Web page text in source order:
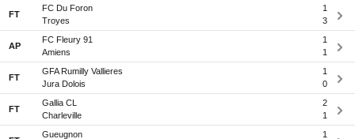
FT
FC Du Foron
1
Troyes
3
AP
FC Fleury 91
1
Amiens
1
FT
GFA Rumilly Vallieres
1
Jura Dolois
0
FT
Gallia CL
2
Charleville
1
Gueugnon 1